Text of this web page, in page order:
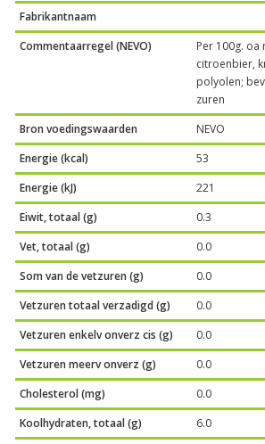
Fabrikantnaam
Commentaarregel (NEVO)
Per 100g. oa
citroenbier,
polyolen;
zuren
Bron voedingswaarden
NEVO
Energie (kcal)
53
Energie (kJ)
221
Eiwit, totaal (g)
0.3
Vet, totaal (g)
0.0
Som van de vetzuren (g)
0.0
Vetzuren totaal verzadigd (g)
0.0
Vetzuren enkelv onverz cis (g)
0.0
Vetzuren meerv onverz (g)
0.0
Cholesterol (mg)
0.0
Koolhydraten, totaal (g)
6.0